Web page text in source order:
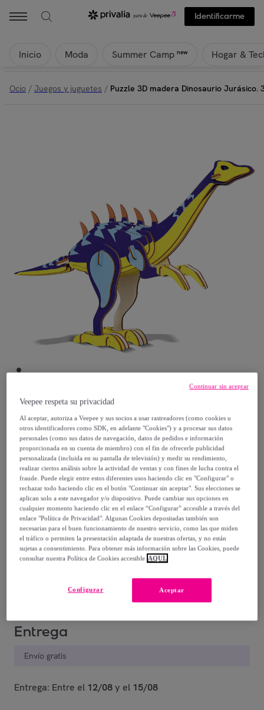
Identificarme
Inicio Moda Summer Camp new Hogar &
Ocio / Juegos y juguetes / Puzzle 3D madera Dinosaurio Jurásico.
TEKKIWEAR DAM
Puzzle 3D madera Dinosaurio Jurásico.
318*70*205 mms. 39 piezas.
Modelo: Unica
17,00 €
49,00 €
-65%
Entrega
Envío gratis
Entrega: Entre el 12/08y el 15/08
Veepee respeta su privacidad
Al aceptar, autoriza a Veepee y sus socios a usar rastreadores (como cookies u
otros identificadores como SDK, en adelante "Cookies") y a procesar sus datos
personales (como sus datos de navegación, datos de pedidos e información
proporcionada en su cuenta de miembro) con el fin de ofrecerle publicidad
personalizada (incluida en su pantalla de televisión) y medir su rendimiento,
realizar ciertos análisis sobre la actividad de ventas y con fines de lucha contra el
fraude. Puede elegir entre estos diferentes usos haciendo clic en "Configurar" o
rechazar todo haciendo clic en el botón "Continuar sin aceptar". Sus elecciones se
aplican solo a este navegador y/o dispositivo. Puede cambiar sus opciones en
cualquier momento haciendo clic en el enlace “Configurar” accesible a través del
enlace "Política de Privacidad". Algunas Cookies depositadas también son
necesarias para el buen funcionamiento de nuestro servicio, como las que miden
el tráfico o permiten la presentación adaptada de nuestras ofertas, y no están
sujetas a consentimiento. Para obtener más información sobre las Cookies, puede
consultar nuestra Política de Cookies accesible AQUÍ.
Aceptar
Configurar
Continuar sin aceptar